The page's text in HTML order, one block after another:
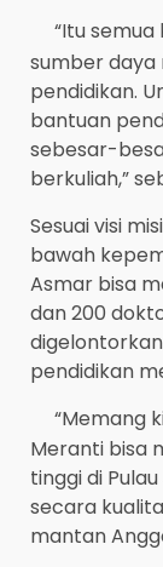
“Itu
sumber daya
pendidikan.
bantuan
sebesar-
berkuliah,”
Sesuai visi
bawah
Asmar bisa
dan 200
pendidikan
“Memang
Meranti bisa
tinggi di
secara
mantan